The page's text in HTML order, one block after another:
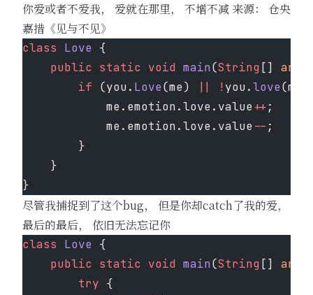
你爱或者不爱我， 爱就在那里， 不增不减 来源： 仓央
嘉措《见与不见》
class Love {
    public
static void main(String [] args
        if
(you. Love(me) !you.love
            me.emotion.love.value
++;
            me.emotion.love.value
-- ;
        }
    }
}
尽管我捕捉到了这个bug， 但是你却catch了我的爱，
最后的最后， 依旧无法忘记你
class Love {
    public
static void main(String [] args
        try
{